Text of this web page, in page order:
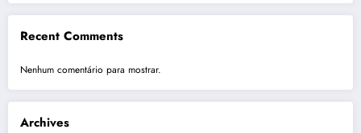
Recent Comments
Nenhum comentário para mostrar.
Archives